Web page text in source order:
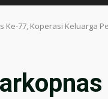
Ke-77, Koperasi Keluarga